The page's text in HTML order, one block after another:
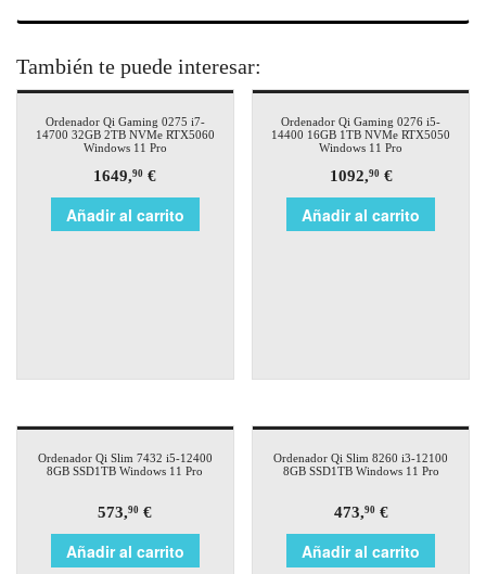
También te puede interesar:
Ordenador Qi Gaming 0275 i7-
14700 32GB 2TB NVMe RTX5060
Windows 11 Pro
1649,90 €
Añadir al carrito
Ordenador Qi Gaming 0276 i5-
14400 16GB 1TB NVMe RTX5050
Windows 11 Pro
1092,90€
Añadir al carrito
Ordenador Qi Slim 7432 i5-12400
8GB SSD1TB Windows 11 Pro
573,90 €
Añadir al carrito
Ordenador Qi Slim 8260 i3-12100
8GB SSD1TB Windows 11 Pro
473,90€
Añadir al carrito